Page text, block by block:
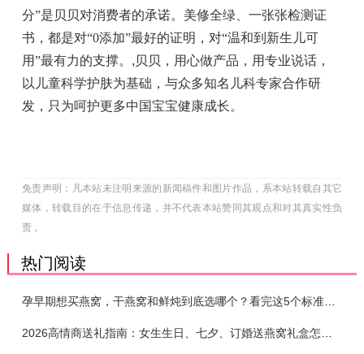
分”是贝贝对消费者的承诺。美修全绿、一张张检测证
书，都是对“0添加”最好的证明，对“温和到新生儿可
用”最有力的支撑。 , 贝贝，用心做产品，用专业说话，
以儿童科学护肤为基础，与众多知名儿科专家合作研
发，只为呵护更多中国宝宝健康成长。
免责声明：凡本站未注明来源的新闻稿件和图片作品，系本站转载自其它
媒体，转载目的在于信息传递，并不代表本站赞同其观点和对其真实性负
责 。
热门阅读
孕早期想买燕窝，干燕窝和鲜炖到底选哪个？看完这5个标准再下单